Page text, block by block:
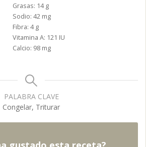
Grasas: 14 g
Sodio: 42 mg
Fibra: 4 g
Vitamina A: 121 IU
Calcio: 98 mg
PALABRA CLAVE
Congelar, Triturar